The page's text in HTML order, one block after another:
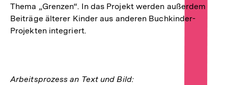
Thema „Grenzen“. In das Projekt werden außerdem
Beiträge älterer Kinder aus anderen Buchkinder-
Projekten integriert.
Arbeitsprozess an Text und Bild: